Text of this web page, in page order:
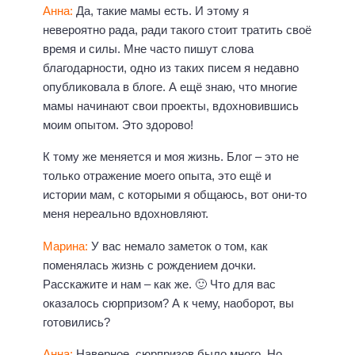
Анна: Да, такие мамы есть. И этому я
невероятно рада, ради такого стоит тратить своё
время и силы. Мне часто пишут слова
благодарности, одно из таких писем я недавно
опубликовала в блоге. А ещё знаю, что многие
мамы начинают свои проекты, вдохновившись
моим опытом. Это здорово!
К тому же меняется и моя жизнь. Блог – это не
только отражение моего опыта, это ещё и
истории мам, с которыми я общаюсь, вот они-то
меня нереально вдохновляют.
Марина: У вас немало заметок о том, как
поменялась жизнь с рождением дочки.
Расскажите и нам – как же. 🙂 Что для вас
оказалось сюрпризом? А к чему, наоборот, вы
готовились?